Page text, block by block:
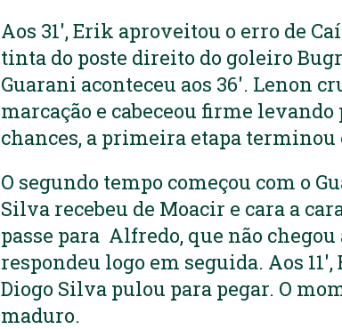
Aos 31′, Erik aproveitou o erro de
tinta do poste direito do goleiro
Guarani aconteceu aos 36′. Lenon
marcação e cabeceou firme
chances, a primeira etapa terminou
O segundo tempo começou com o
Silva recebeu de Moacir e cara a
passe para Alfredo, que não
respondeu logo em seguida. Aos
Diogo Silva pulou para pegar. O
maduro.